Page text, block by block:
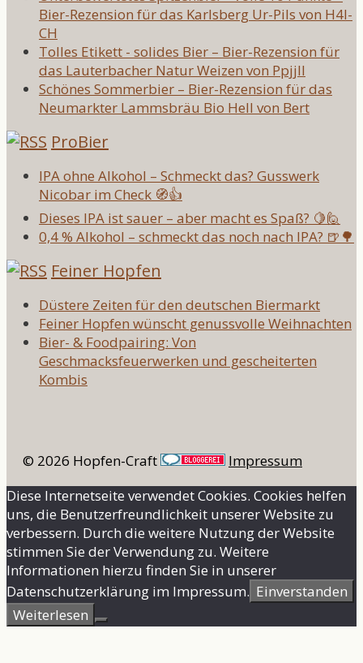
Bier-Rezension für das Karlsberg Ur-Pils von H4l-
CH
Tolles Etikett - solides Bier – Bier-Rezension für
das Lauterbacher Natur Weizen von Ppjjll
Schönes Sommerbier – Bier-Rezension für das
Neumarkter Lammsbräu Bio Hell von Bert
ProBier
IPA ohne Alkohol – Schmeckt das? Gusswerk
Nicobar im Check 🧭👍
Dieses IPA ist sauer – aber macht es Spaß? 🍋🙋
0,4 % Alkohol – schmeckt das noch nach IPA? 🍺🌳
Feiner Hopfen
Düstere Zeiten für den deutschen Biermarkt
Feiner Hopfen wünscht genussvolle Weihnachten
Bier- & Foodpairing: Von
Geschmacksfeuerwerken und gescheiterten
Kombis
© 2026 Hopfen-Craft
Impressum
Diese Internetseite verwendet Cookies. Cookies helfen
uns, die Benutzerfreundlichkeit unserer Website zu
verbessern. Durch die weitere Nutzung der Website
stimmen Sie der Verwendung zu. Weitere
Informationen hierzu finden Sie in unserer
Datenschutzerklärung im Impressum. Einverstanden
Weiterlesen